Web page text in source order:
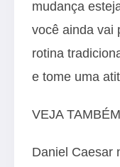
mudança
você ainda vai
rotina
e tome uma
VEJA TAMBÉM
Daniel Caesar